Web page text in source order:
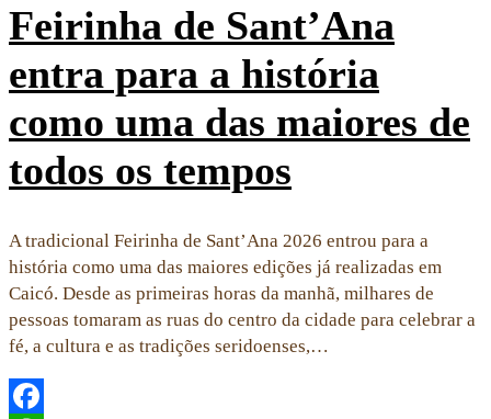
Feirinha de Sant’Ana
entra para a história
como uma das maiores de
todos os tempos
A tradicional Feirinha de Sant’Ana 2026 entrou para a
história como uma das maiores edições já realizadas em
Caicó. Desde as primeiras horas da manhã, milhares de
pessoas tomaram as ruas do centro da cidade para celebrar a
fé, a cultura e as tradições seridoenses,…